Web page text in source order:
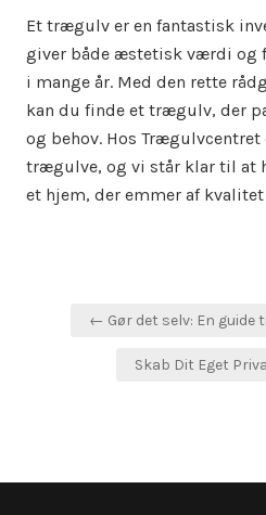
Et trægulv er en fantastisk
giver både æstetisk værdi og
i mange år. Med den rette
kan du finde et trægulv, der
og behov. Hos Trægulvcentret
trægulve, og vi står klar til at
et hjem, der emmer af
Indlægsnavigation
← Gør det selv: En
Skab Dit Eget